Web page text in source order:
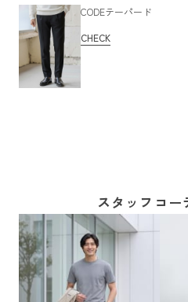
CODEテーパード
CHECK
スタッフコー